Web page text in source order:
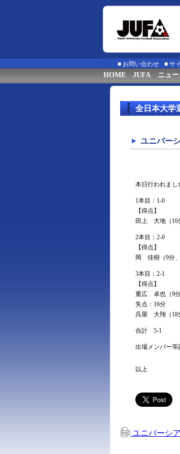
■ お問い合わせ ■ サ
HOME JUFA ニュー
全日本大学
ユニバー
本日行われまし
1本目：1-0
【得点】
田上 大地（16
2本目：2-0
【得点】
岡 佳樹（9分、
3本目：2-1
【得点】
重広 卓也（9分
失点：16分
呉屋 大翔（18
合計 5-1
出場メンバー等
以上
ユニバーシ